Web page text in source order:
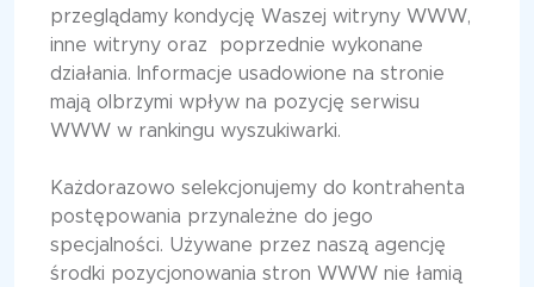
przeglądamy kondycję Waszej witryny WWW,
inne witryny oraz poprzednie wykonane
działania. Informacje usadowione na stronie
mają olbrzymi wpływ na pozycję serwisu
WWW w rankingu wyszukiwarki.
Każdorazowo selekcjonujemy do kontrahenta
postępowania przynależne do jego
specjalności. Używane przez naszą agencję
środki pozycjonowania stron WWW nie łamią